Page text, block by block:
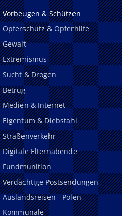
Vorbeugen & Schützen
Opferschutz & Opferhilfe
Gewalt
Extremismus
Sucht & Drogen
Betrug
Medien & Internet
Eigentum & Diebstahl
Straßenverkehr
Digitale Elternabende
Fundmunition
Verdächtige Postsendungen
Auslandsreisen - Polen
Kommunale